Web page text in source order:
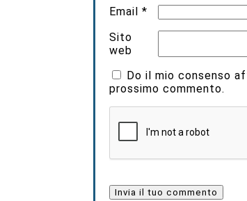
Email*
Sito
web
Do il mio consenso
prossimo commento.